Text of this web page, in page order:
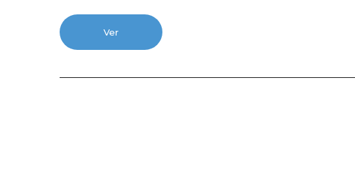
Ver